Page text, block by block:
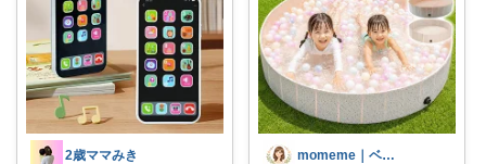
2歳ママみき momeme｜ベビー&キッズ専門店